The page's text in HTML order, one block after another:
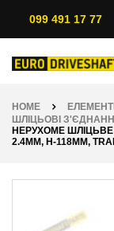
099 491 17 77
HOME
ШЛІЦЬОВІ
НЕРУХОМЕ ШЛІЦЬВЕ
2.4ММ, H-118ММ,